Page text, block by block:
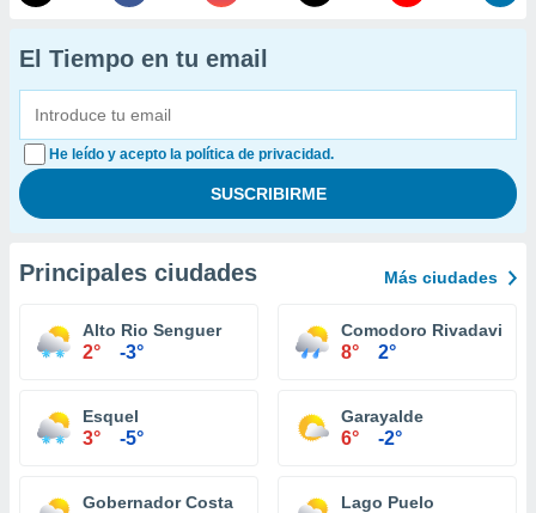
El Tiempo en tu email
He leído y acepto la política de privacidad.
Principales ciudades Más ciudades
Alto Rio Senguer
2° -3°
Comodoro Rivadavia
8° 2°
Esquel
3° -5°
Garayalde
6° -2°
Gobernador Costa Lago Puelo